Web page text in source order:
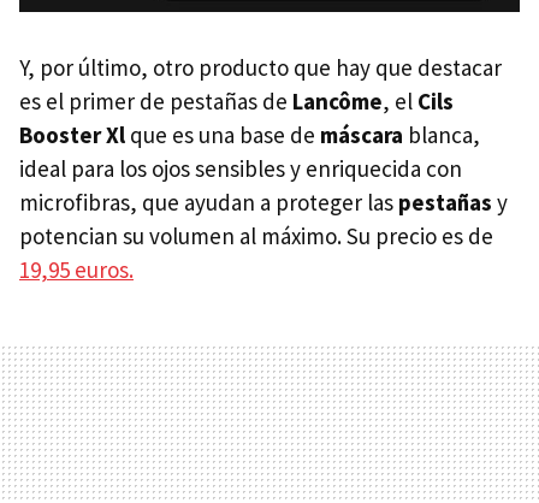
Y, por último, otro producto que hay que destacar
es el primer de pestañas de Lancôme, el Cils
Booster Xl que es una base de máscara blanca,
ideal para los ojos sensibles y enriquecida con
microfibras, que ayudan a proteger las pestañas y
potencian su volumen al máximo. Su precio es de
19,95 euros.